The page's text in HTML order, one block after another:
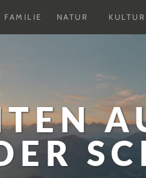
FAMILIE NATUR
Untermenu
KULTUR